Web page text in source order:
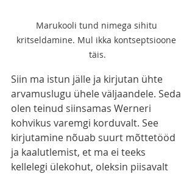
Marukooli tund nimega sihitu
kritseldamine. Mul ikka kontseptsioone
täis.
Siin ma istun jälle ja kirjutan ühte
arvamuslugu ühele väljaandele. Seda
olen teinud siinsamas Werneri
kohvikus varemgi korduvalt. See
kirjutamine nõuab suurt mõttetööd
ja kaalutlemist, et ma ei teeks
kellelegi ülekohut, oleksin piisavalt